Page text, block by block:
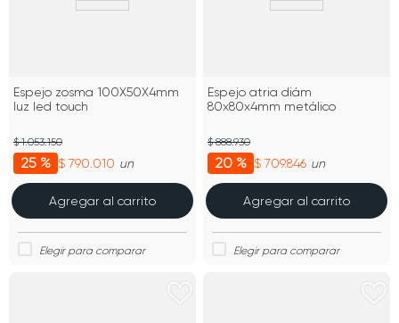
Espejo zosma 100X50X4mm
luz led touch
25 % $ 790.010
$ 1.053.150
un
Agregar al carrito
Espejo atria diám
80x80x4mm metálico
20 % $ 709.846
$ 888.930
un
Agregar al carrito